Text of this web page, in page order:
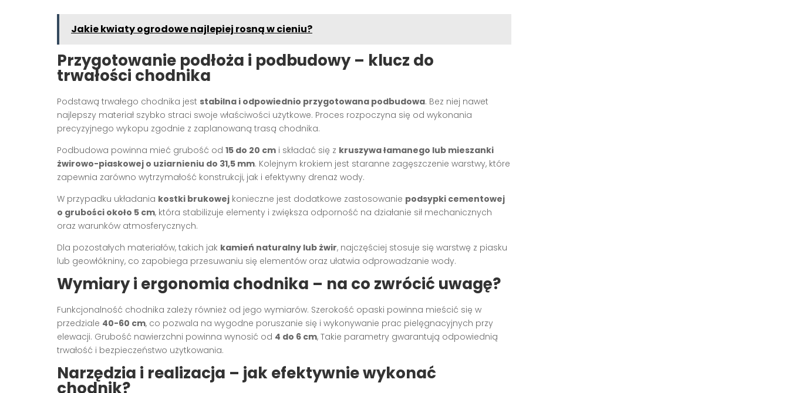
Jakie kwiaty ogrodowe najlepiej rosną w cieniu?
Przygotowanie podłoża i podbudowy – klucz do
trwałości chodnika
Podstawą trwałego chodnika jest stabilna i odpowiednio przygotowana podbudowa. Bez niej nawet
najlepszy materiał szybko straci swoje właściwości użytkowe. Proces rozpoczyna się od wykonania
precyzyjnego wykopu zgodnie z zaplanowaną trasą chodnika.
Podbudowa powinna mieć grubość od 15 do 20 cm i składać się z kruszywa łamanego lub mieszanki
żwirowo-piaskowej o uziarnieniu do 31,5 mm. Kolejnym krokiem jest staranne zagęszczenie warstwy, które
zapewnia zarówno wytrzymałość konstrukcji, jak i efektywny drenaż wody.
W przypadku układania kostki brukowej konieczne jest dodatkowe zastosowanie podsypki cementowej
o grubości około 5 cm, która stabilizuje elementy i zwiększa odporność na działanie sił mechanicznych
oraz warunków atmosferycznych.
Dla pozostałych materiałów, takich jak kamień naturalny lub żwir, najczęściej stosuje się warstwę z piasku
lub geowłókniny, co zapobiega przesuwaniu się elementów oraz ułatwia odprowadzanie wody.
Wymiary i ergonomia chodnika – na co zwrócić uwagę?
Funkcjonalność chodnika zależy również od jego wymiarów. Szerokość opaski powinna mieścić się w
przedziale 40-60 cm, co pozwala na wygodne poruszanie się i wykonywanie prac pielęgnacyjnych przy
elewacji. Grubość nawierzchni powinna wynosić od 4 do 6 cm, Takie parametry gwarantują odpowiednią
trwałość i bezpieczeństwo użytkowania.
Narzędzia i realizacja – jak efektywnie wykonać
chodnik?